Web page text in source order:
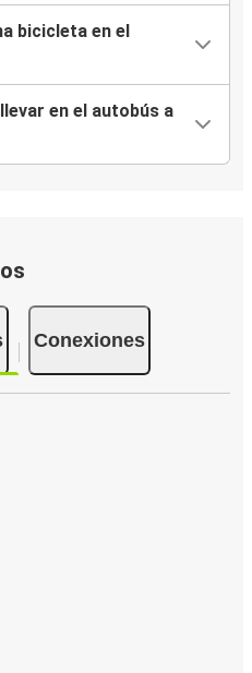
bicicleta en el
en el autobús a
Conexiones